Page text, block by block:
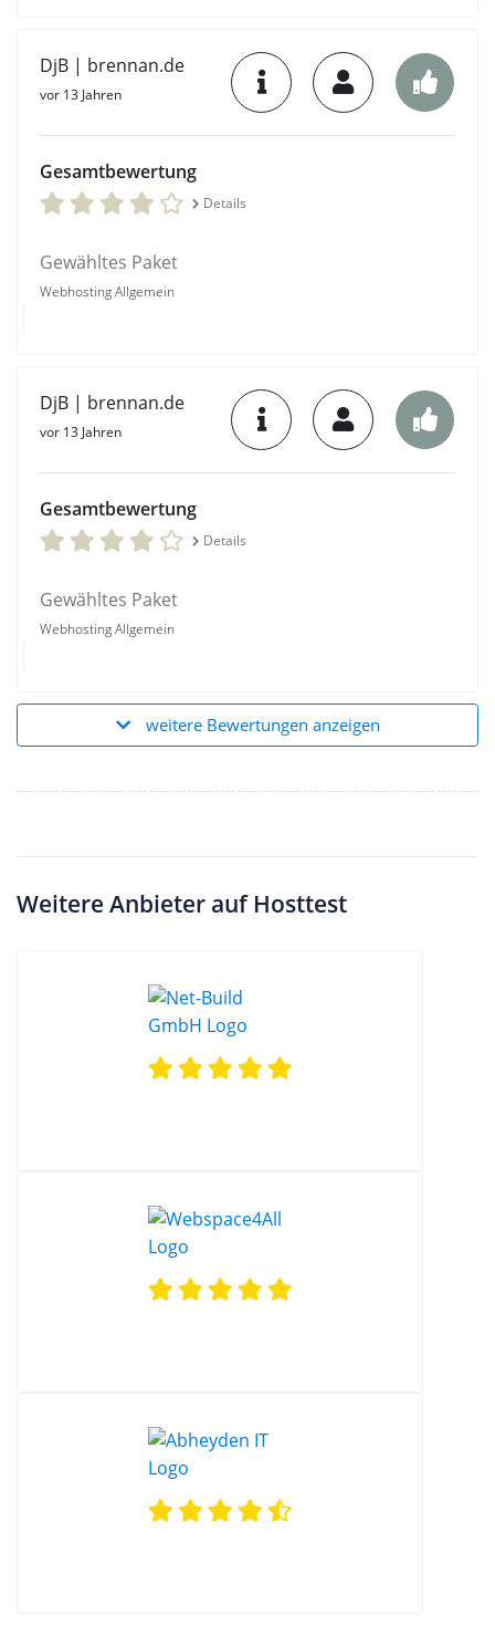
DjB | brennan.de
vor 13 Jahren
Gesamtbewertung
Details
Gewähltes Paket
Webhosting Allgemein
DjB | brennan.de
vor 13 Jahren
Gesamtbewertung
Details
Gewähltes Paket
Webhosting Allgemein
weitere Bewertungen anzeigen
Weitere Anbieter auf Hosttest